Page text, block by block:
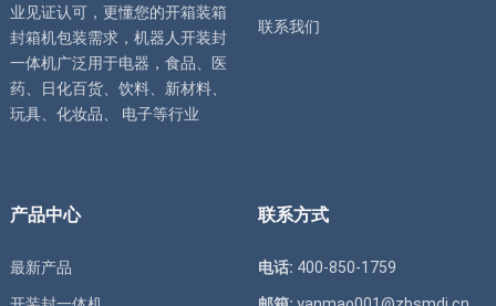
业见证认可，更懂您的开箱装箱
封箱机包装需求， 机器人开装封
一体机广泛用于电器，食品、医
药、日化百货、饮料、新材料、
玩具、化妆品、 电子等行业
联系我们
产品中心
最新产品
联系方式
电话: 400-850-1759